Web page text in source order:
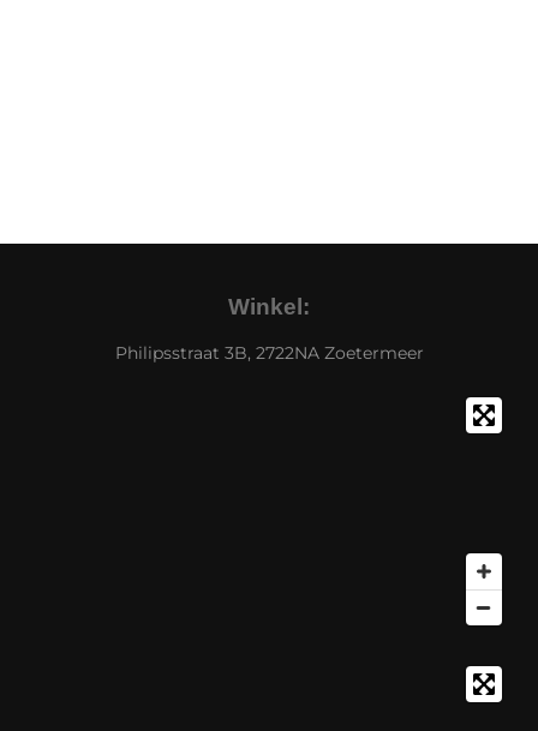
Winkel:
Philipsstraat 3B, 2722NA Zoetermeer